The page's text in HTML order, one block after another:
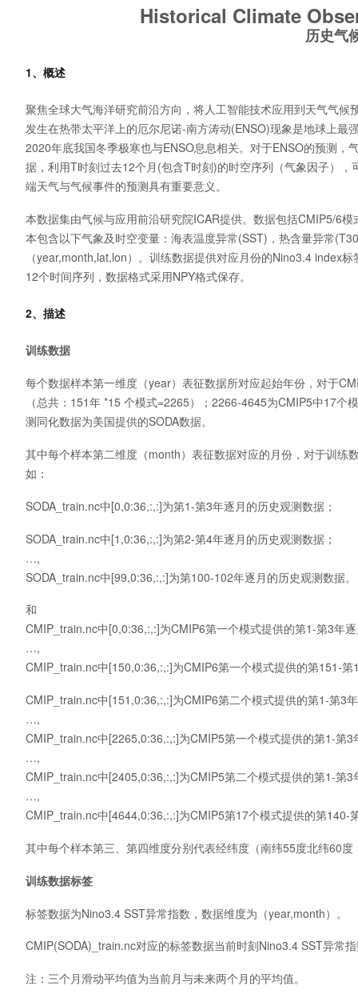
Historical Climate
历史气
1、概述
聚焦全球大气海洋研究前沿方向，将人工智能技术应用到天气气
发生在热带太平洋上的厄尔尼诺-南方涛动(ENSO)现象是地球上
2020年底我国冬季极寒也与ENSO息息相关。对于ENSO的预测
据，利用T时刻过去12个月(包含T时刻)的时空序列（气象因子）
端天气与气候事件的预测具有重要意义。
本数据集由气候与应用前沿研究院ICAR提供。数据包括CMIP5/6
本包含以下气象及时空变量：海表温度异常(SST)，热含量异常
（year,month,lat,lon）。训练数据提供对应月份的Nino3.4 index
12个时间序列，数据格式采用NPY格式保存。
2、描述
训练数据
每个数据样本第一维度（year）表征数据所对应起始年份，对于
（总共：151年 *15 个模式=2265）；2266-4645为CMIP5中17
测同化数据为美国提供的SODA数据。
其中每个样本第二维度（month）表征数据对应的月份，对于训
如：
SODA_train.nc中[0,0:36,:,:]为第1-第3年逐月的历史观测数据；
SODA_train.nc中[1,0:36,:,:]为第2-第4年逐月的历史观测数据；
…,
SODA_train.nc中[99,0:36,:,:]为第100-102年逐月的历史观测数据。
和
CMIP_train.nc中[0,0:36,:,:]为CMIP6第一个模式提供的第1-第3年
…,
CMIP_train.nc中[150,0:36,:,:]为CMIP6第一个模式提供的第151-
CMIP_train.nc中[151,0:36,:,:]为CMIP6第二个模式提供的第1-第3
…,
CMIP_train.nc中[2265,0:36,:,:]为CMIP5第一个模式提供的第1-第3
…,
CMIP_train.nc中[2405,0:36,:,:]为CMIP5第二个模式提供的第1-第3
…,
CMIP_train.nc中[4644,0:36,:,:]为CMIP5第17个模式提供的第140-
其中每个样本第三、第四维度分别代表经纬度（南纬55度北纬60
训练数据标签
标签数据为Nino3.4 SST异常指数，数据维度为（year,month）。
CMIP(SODA)_train.nc对应的标签数据当前时刻Nino3.4 SST异常
注：三个月滑动平均值为当前月与未来两个月的平均值。